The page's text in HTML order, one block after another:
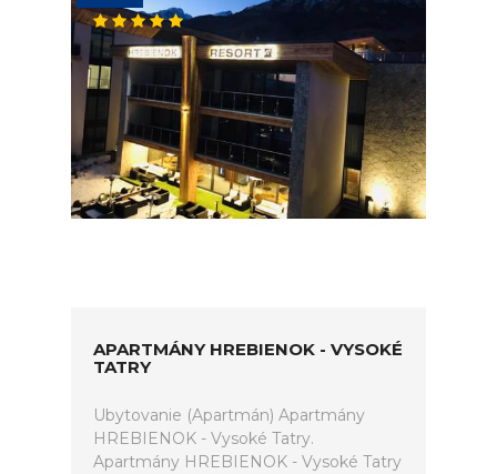
APARTMÁNY HREBIENOK - VYSOKÉ
TATRY
Ubytovanie (Apartmán) Apartmány
HREBIENOK - Vysoké Tatry.
Apartmány HREBIENOK - Vysoké Tatry